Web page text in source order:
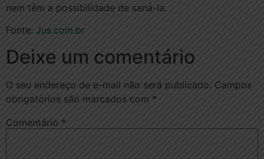
nem têm a possibilidade de saná-la.
Fonte: Jus.com.br
Deixe um comentário
O seu endereço de e-mail não será publicado. Campos
obrigatórios são marcados com *
Comentário *